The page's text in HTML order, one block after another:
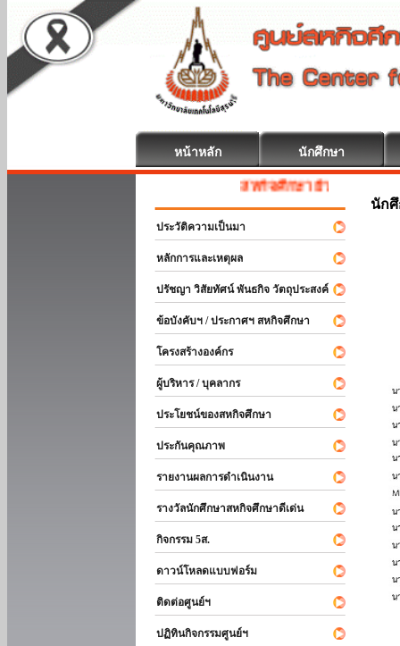
หน้าหลัก นักศึกษา
สหกิจศึกษา ยินดีต้อนรับ
ประวัติความเป็นมา
หลักการและเหตุผล
ปรัชญา วิสัยทัศน์ พันธกิจ วัตถุประสงค์
ข้อบังคับฯ / ประกาศฯ สหกิจศึกษา
โครงสร้างองค์กร
ผู้บริหาร / บุคลากร
ประโยชน์ของสหกิจศึกษา
ประกันคุณภาพ
รายงานผลการดำเนินงาน
รางวัลนักศึกษาสหกิจศึกษาดีเด่น
กิจกรรม 5ส.
ดาวน์โหลดแบบฟอร์ม
ติดต่อศูนย์ฯ
ปฏิทินกิจกรรมศูนย์ฯ
นัก